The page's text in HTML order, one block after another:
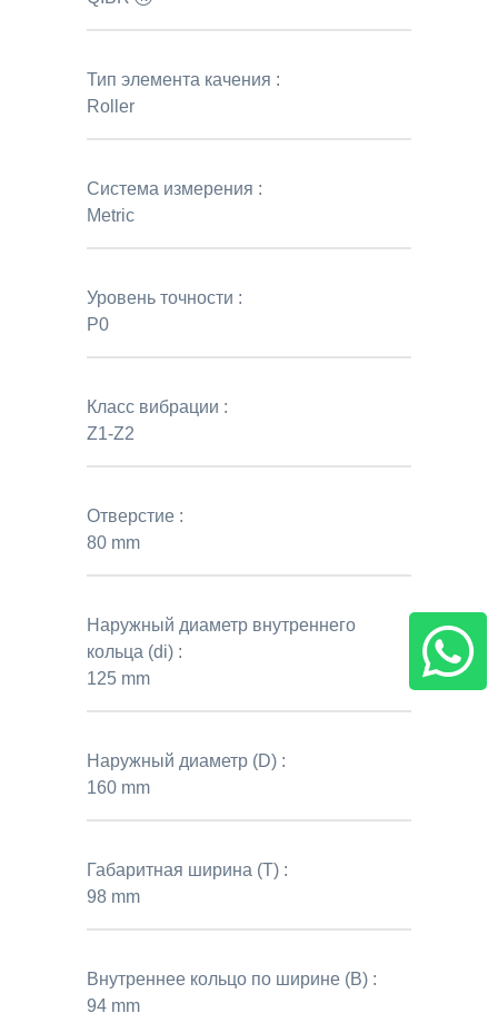
Тип элемента качения :
Roller
Система измерения :
Metric
Уровень точности :
P0
Класс вибрации :
Z1-Z2
Отверстие :
80 mm
Наружный диаметр внутреннего
кольца (di) :
125 mm
Наружный диаметр (D) :
160 mm
Габаритная ширина (T) :
98 mm
Внутреннее кольцо по ширине (B) :
94 mm